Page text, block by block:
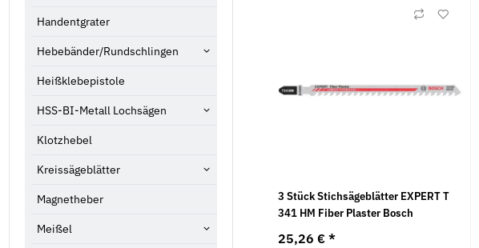
3 Stück Stichsägeblätter EXPERT T
341 HM Fiber Plaster Bosch
25,26 €*
Handentgrater
Hebebänder/Rundschlingen
Heißklebepistole
HSS-BI-Metall Lochsägen
Klotzhebel
Kreissägeblätter
Magnetheber
Meißel